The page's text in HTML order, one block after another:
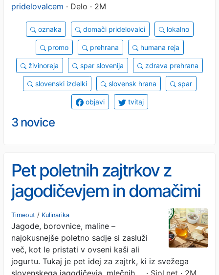
pridelovalcem · Delo · 2M
oznaka domači pridelovalci lokalno
promo prehrana humana reja
živinoreja spar slovenija zdrava prehrana
slovenski izdelki slovensk hrana spar
objavi tvitaj
3 novice
Pet poletnih zajtrkov z
jagodičevjem in domačimi
mlečnimi izdelki
Timeout / Kulinarika
Jagode, borovnice, maline –
najokusnejše poletno sadje si zasluži
več, kot le pristati v ovseni kaši ali
jogurtu. Tukaj je pet idej za zajtrk, ki iz svežega
slovenskega jagodičevja, mlečnih …
· Siol.net · 2M